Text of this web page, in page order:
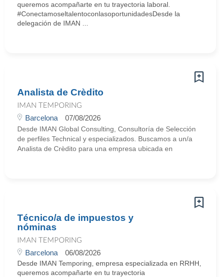
queremos acompañarte en tu trayectoria laboral.
#ConectamoseltalentoconlasoportunidadesDesde la
delegación de IMAN ...
Analista de Crèdito
IMAN TEMPORING
Barcelona 07/08/2026
Desde IMAN Global Consulting, Consultoría de Selección
de perfiles Technical y especializados. Buscamos a un/a
Analista de Crèdito para una empresa ubicada en
Técnico/a de impuestos y
nóminas
IMAN TEMPORING
Barcelona 06/08/2026
Desde IMAN Temporing, empresa especializada en RRHH,
queremos acompañarte en tu trayectoria